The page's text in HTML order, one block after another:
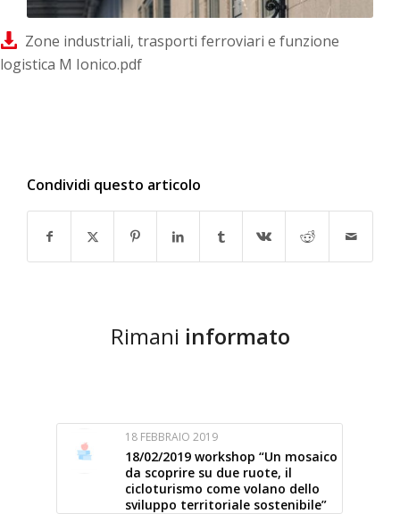
Zone industriali, trasporti ferroviari e funzione
logistica M Ionico.pdf
Condividi questo articolo
Rimani informato
18 FEBBRAIO 2019
18/02/2019 workshop “Un mosaico
da scoprire su due ruote, il
cicloturismo come volano dello
sviluppo territoriale sostenibile”